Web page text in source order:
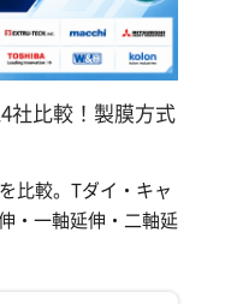
社比較！製膜方式
比較。Tダイ・キャ
・一軸延伸・二軸延